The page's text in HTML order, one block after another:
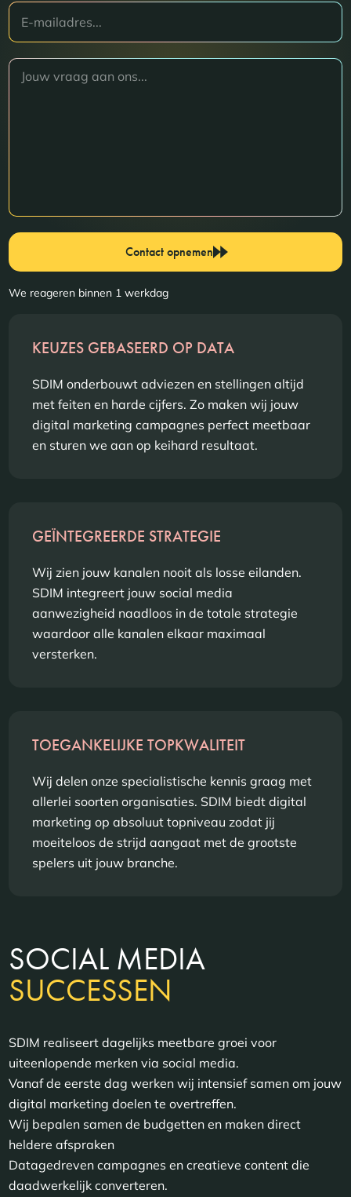
Contact opnemen
We reageren binnen 1 werkdag
KEUZES GEBASEERD OP DATA
SDIM onderbouwt adviezen en stellingen altijd
met feiten en harde cijfers. Zo maken wij jouw
digital marketing campagnes perfect meetbaar
en sturen we aan op keihard resultaat.
GEÏNTEGREERDE STRATEGIE
Wij zien jouw kanalen nooit als losse eilanden.
SDIM integreert jouw social media
aanwezigheid naadloos in de totale strategie
waardoor alle kanalen elkaar maximaal
versterken.
TOEGANKELIJKE TOPKWALITEIT
Wij delen onze specialistische kennis graag met
allerlei soorten organisaties. SDIM biedt digital
marketing op absoluut topniveau zodat jij
moeiteloos de strijd aangaat met de grootste
spelers uit jouw branche.
SOCIAL MEDIA
SUCCESSEN
SDIM realiseert dagelijks meetbare groei voor
uiteenlopende merken via social media.
Vanaf de eerste dag werken wij intensief samen om jouw
digital marketing doelen te overtreffen.
Wij bepalen samen de budgetten en maken direct
heldere afspraken
Datagedreven campagnes en creatieve content die
daadwerkelijk converteren.